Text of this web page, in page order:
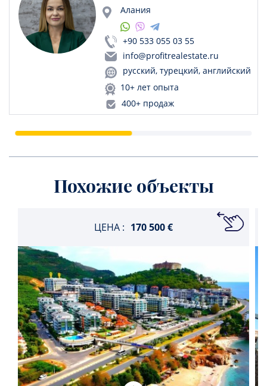
Алания
+90 533 055 03 55
info@profitrealestate.ru
русский, турецкий, английский
10+ лет опыта
400+ продаж
Похожие объекты
ЦЕНА : 170 500 €